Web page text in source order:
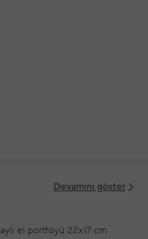
Devamını göster
el portföyü 22x17 cm